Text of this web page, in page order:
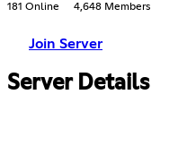
181 Online 4,648 Members
Join Server
Server Details